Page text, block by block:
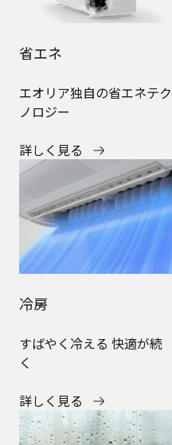
省エネ
エオリア独自の省エネテク
ノロジー
詳しく見る
冷房
すばやく冷える 快適が続
く
詳しく見る